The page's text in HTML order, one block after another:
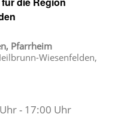
Pfarrheim
Wiesenfelden,
- 17:00 Uhr